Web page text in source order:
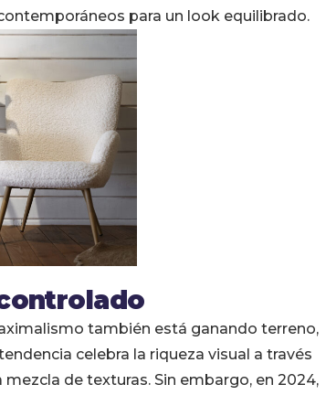
para un look equilibrado.
también está ganando terreno,
celebra la riqueza visual a través
de texturas. Sin embargo, en 2024,